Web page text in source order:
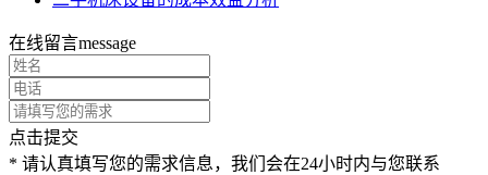
在线留言message
点击提交
* 请认真填写您的需求信息，我们会在24小时内与您联系